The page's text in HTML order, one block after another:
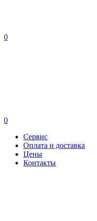
0
0
Сервис
Оплата и доставка
Цены
Контакты